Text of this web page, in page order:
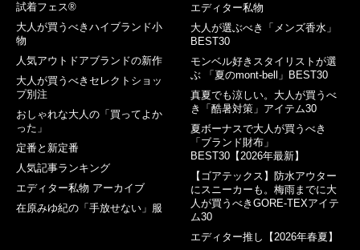
試着フェス®︎
大人が買うべきハイブランド小
物
人気アウトドアブランドの新作
大人が買うべきセレクトショッ
プ別注
おしゃれな大人の「買ってよか
った」
定番と新定番
人気記事ランキング
エディター私物 アーカイブ
在原みゆ紀の「手放せない」服
エディター私物
大人が選ぶべき「メンズ香水」
BEST30
モンベル好きスタイリストが選
ぶ 「夏のmont-bell」BEST30
真夏でも涼しい。大人が買うべ
き「酷暑対策」アイテム30
夏ボーナスで大人が買うべき
「ブランド財布」
BEST30【2026年最新】
【ゴアテックス】防水アウター
にスニーカーも。梅雨までに大
人が買うべきGORE-TEXアイテ
ム30
エディター推し【2026年春夏】